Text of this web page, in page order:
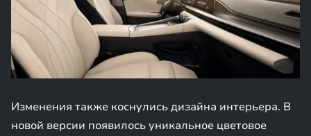
Изменения также коснулись дизайна интерьера. В
новой версии появилось уникальное цветовое